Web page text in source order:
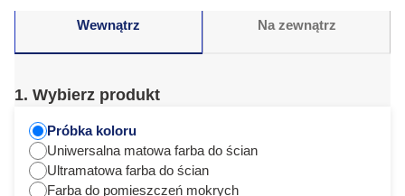
Wewnątrz Na zewnątrz
1. Wybierz produkt
Próbka koloru
Uniwersalna matowa farba do ścian
Ultramatowa farba do ścian
Farba do pomieszczeń mokrych